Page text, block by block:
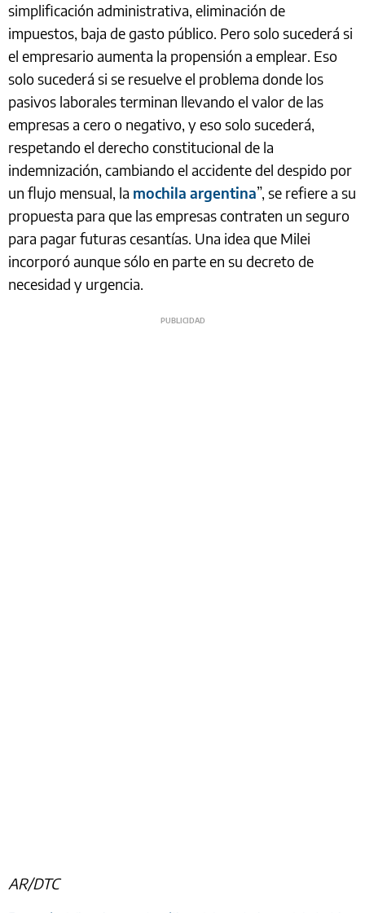
simplificación administrativa, eliminación de
impuestos, baja de gasto público. Pero solo sucederá si
el empresario aumenta la propensión a emplear. Eso
solo sucederá si se resuelve el problema donde los
pasivos laborales terminan llevando el valor de las
empresas a cero o negativo, y eso solo sucederá,
respetando el derecho constitucional de la
indemnización, cambiando el accidente del despido por
un flujo mensual, la mochila argentina”, se refiere a su
propuesta para que las empresas contraten un seguro
para pagar futuras cesantías. Una idea que Milei
incorporó aunque sólo en parte en su decreto de
necesidad y urgencia.
AR/DTC